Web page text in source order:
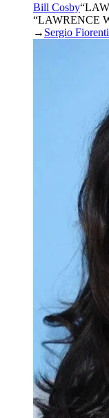
Bill Cosby“
“LAWRENCE
→ Sergio